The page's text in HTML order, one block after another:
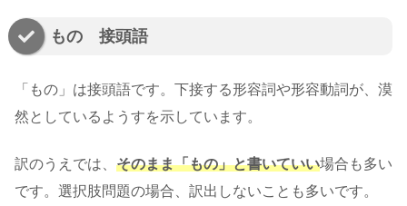
もの 接頭語
「もの」は接頭語です。下接する形容詞や形容動詞が、漠
然としているようすを示しています。
訳のうえでは、 そのまま「もの」と書いていい場合も多い
です。選択肢問題の場合、訳出しないことも多いです。